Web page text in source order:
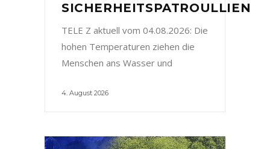
SICHERHEITSPATROULLIEN
TELE Z aktuell vom 04.08.2026: Die
hohen Temperaturen ziehen die
Menschen ans Wasser und
4. August 2026